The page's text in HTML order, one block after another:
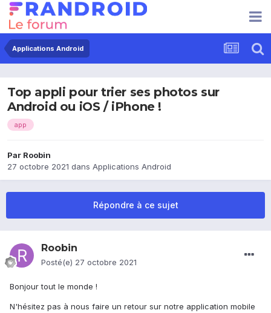
Applications Android
Top appli pour trier ses photos sur
Android ou iOS / iPhone !
app
Par Roobin
27 octobre 2021 dans Applications Android
Répondre à ce sujet
Roobin
Posté(e) 27 octobre 2021
Bonjour tout le monde !
N'hésitez pas à nous faire un retour sur notre application mobile